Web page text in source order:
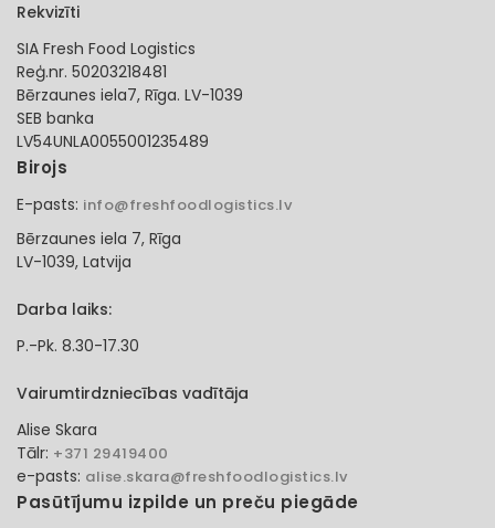
Rekvizīti
SIA Fresh Food Logistics
Reģ.nr. 50203218481
Bērzaunes iela7, Rīga. LV-1039
SEB banka
LV54UNLA0055001235489
Birojs
E-pasts: info@freshfoodlogistics.lv
Bērzaunes iela 7, Rīga
LV-1039, Latvija
Darba laiks:
P.-Pk. 8.30-17.30
Vairumtirdzniecības vadītāja
Alise Skara
Tālr: +371 29419400
e-pasts: alise.skara@freshfoodlogistics.lv
Pasūtījumu izpilde un preču piegāde